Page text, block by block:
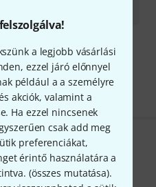
a legjobb vásárlási
ezzel járó előnnyel
például a a személyre
akciók, valamint a
Ha ezzel nincsenek
csak add meg
preferenciákat,
érintő használatára a
(összes mutatása).
79 000 Ft fölött
az ÁFÁ-t
látsz?
Súgó & Visszajelzések